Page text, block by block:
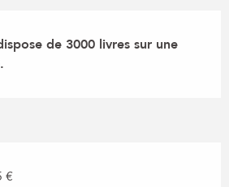
de 3000 livres sur une
€